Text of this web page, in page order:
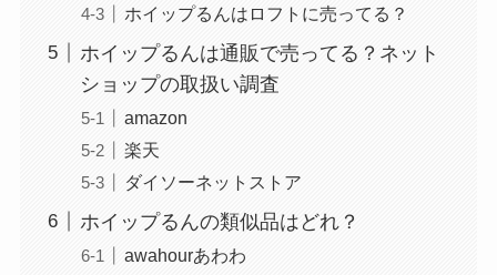
ホイップるんはロフトに売ってる？
ホイップるんは通販で売ってる？ネット
ショップの取扱い調査
amazon
楽天
ダイソーネットストア
ホイップるんの類似品はどれ？
awahourあわわ